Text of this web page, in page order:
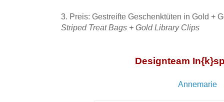
3. Preis: Gestreifte Geschenktüten in Gold +
Striped Treat Bags + Gold Library Clips
Designteam
Annemarie